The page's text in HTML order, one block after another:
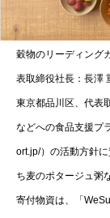
穀物のリーディング
表取締役社長：長澤
東京都品川区、代表
などへの食品支援プ
ort.jp/）の活動方針
ち麦のポタージュ粥
寄付物資は、「